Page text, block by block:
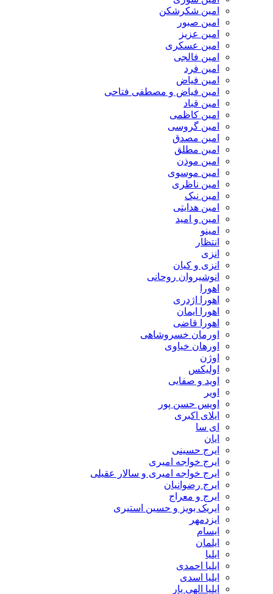
امین شکرشکن
امین صبور
امین عزیز
امین عسکری
امین فالجی
امین فرد
امین فیاض
امین فیاض و مصطفی فتاحی
امین قباد
امین کاظمی
امین گروسی
امین مصدق
امین مطلق
امین موذن
امین موسوی
امین ناظری
امین نیک
امین هدایتی
امین و امید
امینو
انتظار
انزی
انزی و کیان
انوشیروان روحانی
اهورا
اهورا اژدری
اهورا ایمان
اهورا قاضی
اورمان خسروشاهی
اورهان خیاوی
اوژن
اولیکس
اوید و صفایی
اویر
اویس حسن پور
ايلاى اكبرى
ای سا
ایان
ایرج حسینی
ایرج خواجه امیری
ایرج خواجه امیری و سالار عقیلی
ایرج رضوانیان
ایرج و معراج
ایریک بویز و حسین استیری
ایزدمهر
ایسام
ایلمان
ایلیا
ایلیا احمدی
ایلیا اسدی
ایلیا الهی یار